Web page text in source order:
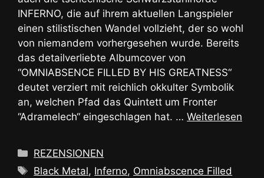
INFERNO, die auf ihrem aktuellen Langspieler
einen stilistischen Wandel vollzieht, der so wohl
von niemandem vorhergesehen wurde. Bereits
das detailverliebte Albumcover von
“OMNIABSENCE FILLED BY HIS GREATNESS“
deutet verziert mit reichlich okkulter Symbolik
an, welchen Pfad das Quintett um Fronter
“Adramelech“ eingeschlagen hat. … Weiterlesen
Kategorien
REZENSIONEN
Schlagwörter
Black Metal, Inferno, Omniabscence Filled